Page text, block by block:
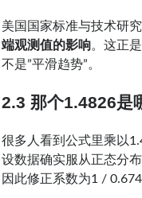
美国国家标准与技术研
端观测值的影响。这正
不是”平滑趋势”。
2.3 那个1.4826是
很多人看到公式里乘以
设数据确实服从正态分
因此修正系数为1 /